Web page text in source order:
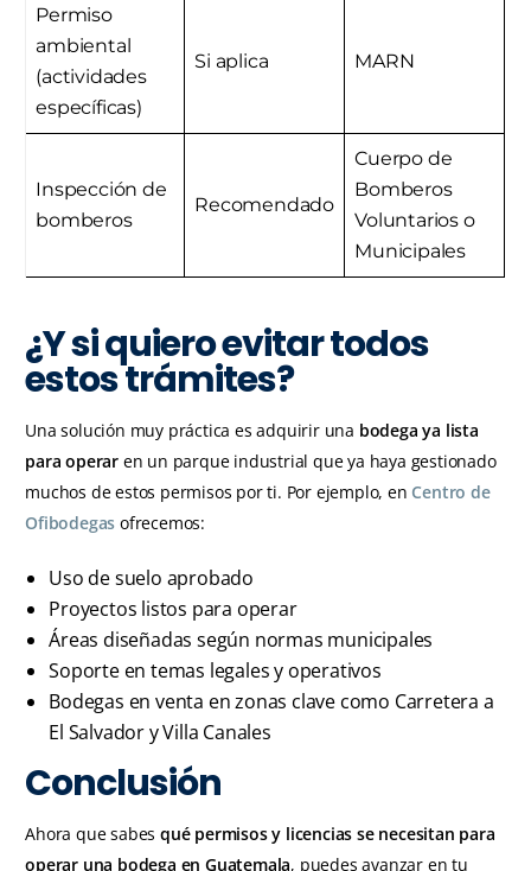
Permiso
ambiental
(actividades
específicas)
Si aplica MARN
Inspección de
bomberos
Recomendado
Cuerpo de
Bomberos
Voluntarios o
Municipales
¿Y si quiero evitar todos
estos trámites?
Una solución muy práctica es adquirir una bodega ya lista
para operar en un parque industrial que ya haya gestionado
muchos de estos permisos por ti. Por ejemplo, en Centro de
Ofibodegas ofrecemos:
Uso de suelo aprobado
Proyectos listos para operar
Áreas diseñadas según normas municipales
Soporte en temas legales y operativos
Bodegas en venta en zonas clave como Carretera a
El Salvador y Villa Canales
Conclusión
Ahora que sabesqué permisos y licencias se necesitan para
operar una bodega en Guatemala, puedes avanzar en tu